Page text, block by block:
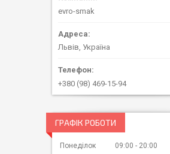
evro-smak
Львів, Україна
+380 (98) 469-15-94
ГРАФІК РОБОТИ
Понеділок 09:00
20:00